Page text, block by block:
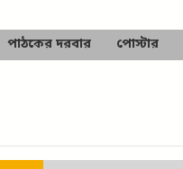
পাঠকের দরবার পোস্টার